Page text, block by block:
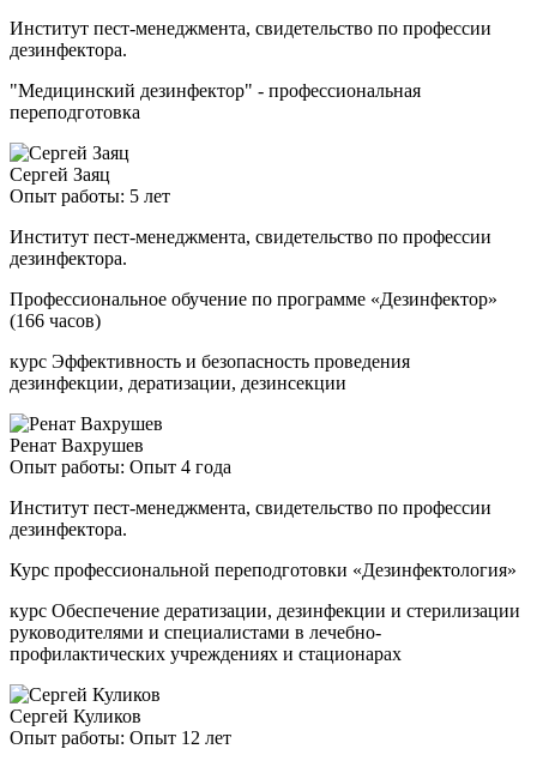
Институт пест-менеджмента, свидетельство по профессии
дезинфектора.
"Медицинский дезинфектор" - профессиональная
переподготовка
Сергей Заяц
Опыт работы: 5 лет
Институт пест-менеджмента, свидетельство по профессии
дезинфектора.
Профессиональное обучение по программе «Дезинфектор»
(166 часов)
курс Эффективность и безопасность проведения
дезинфекции, дератизации, дезинсекции
Ренат Вахрушев
Опыт работы: Опыт 4 года
Институт пест-менеджмента, свидетельство по профессии
дезинфектора.
Курс профессиональной переподготовки «Дезинфектология»
курс Обеспечение дератизации, дезинфекции и стерилизации
руководителями и специалистами в лечебно-
профилактических учреждениях и стационарах
Сергей Куликов
Опыт работы: Опыт 12 лет